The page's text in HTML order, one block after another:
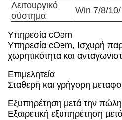
Λειτουργικό
σύστημα
Win 7/8/10/
Υπηρεσία cOem
Υπηρεσία cOem, Ισχυρή
χωρητικότητα και
Επιμελητεία
Σταθερή και γρήγορη
Εξυπηρέτηση μετά την
Εξαιρετική εξυπηρέτηση